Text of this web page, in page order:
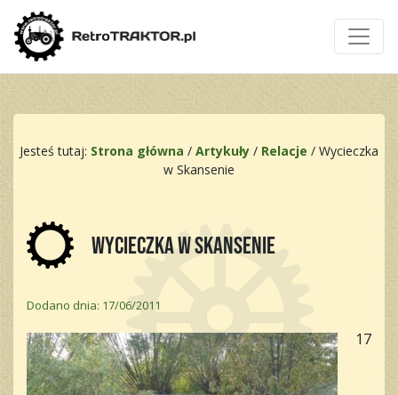
Jesteś tutaj: Strona główna / Artykuły / Relacje / Wycieczka
w Skansenie
Wycieczka w Skansenie
Dodano dnia: 17/06/2011
17